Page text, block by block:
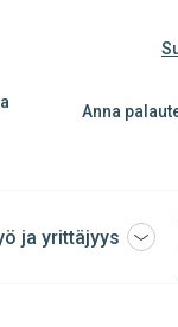
Anna
ja yrittäjyys Avaa